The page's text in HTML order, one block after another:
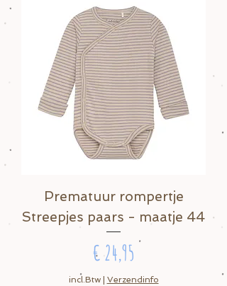
Prematuur rompertje
Streepjes paars - maatje 44
Prijs
€ 24,95
incl.Btw Verzendinfo